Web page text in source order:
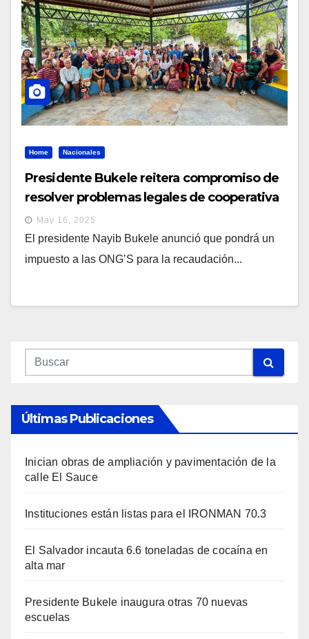
Home Nacionales
Presidente Bukele reitera compromiso de
resolver problemas legales de cooperativa
May 16, 2025
El presidente Nayib Bukele anunció que pondrá un
impuesto a las ONG’S para la recaudación...
Últimas Publicaciones
Inician obras de ampliación y pavimentación de la
calle El Sauce
Instituciones están listas para el IRONMAN 70.3
El Salvador incauta 6.6 toneladas de cocaína en
alta mar
Presidente Bukele inaugura otras 70 nuevas
escuelas